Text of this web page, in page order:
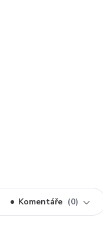
Komentáře 0